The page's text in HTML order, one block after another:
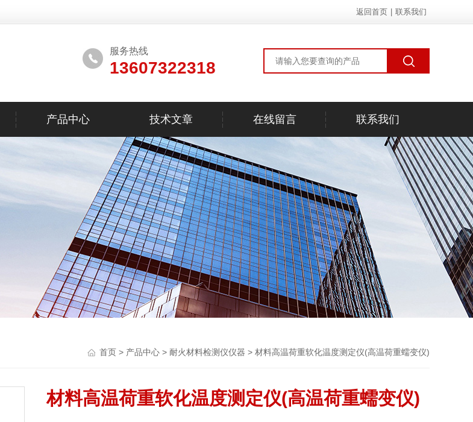
返回首页 联系我们
服务热线
13607322318
产品中心 技术文章 在线留言 联系我们
首页 > 产品中心 > 耐火材料检测仪仪器 > 材料高温荷重软化温度测定仪(高温荷重蠕变仪)
材料高温荷重软化温度测定仪(高温荷重蠕变仪)